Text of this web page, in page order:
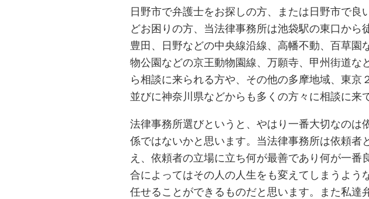
日野市で弁護士をお探しの方、または日野市で良
どお困りの方、当法律事務所は池袋駅の東口から
豊田、日野などの中央線沿線、高幡不動、百草園
物公園などの京王動物園線、万願寺、甲州街道な
ら相談に来られる方や、その他の多摩地域、東京
並びに神奈川県などからも多くの方々に相談に来
法律事務所選びというと、やはり一番大切なのは
係ではないかと思います。当法律事務所は依頼者
え、依頼者の立場に立ち何が最善であり何が一
合によってはその人の人生をも変えてしまうよ
任せることができるものだと思います。また私